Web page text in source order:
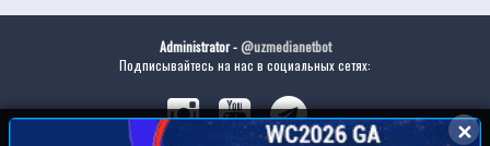
Administrator -@uzmedianetbot
Подписывайтесь на нас в социальных сетях:
✕
✕